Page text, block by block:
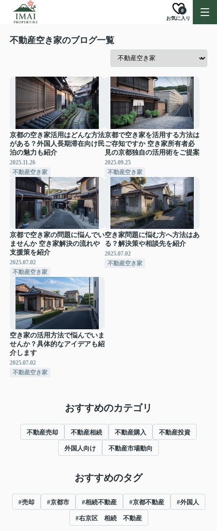
お気に入り
0
不動産空き家のブログ一覧
京都の空き家活用はどんな方法
がある？外国人長期滞在向け民
泊の魅力も紹介
2025.11.26
不動産空き家
京都で空き家を活用する方法は
ご存知ですか 空き家所有者必
見の京都独自の活用術をご提案
2025.09.25
不動産空き家
京都で空き家の問題に悩んでい
ませんか 空き家解決の流れや
支援策を紹介
2025.07.02
不動産空き家
空き家問題に悩む方へ方法はあ
る？解決策や相談先を紹介
2025.07.02
不動産空き家
空き家の活用方法で悩んでいま
せんか？具体的なアイデアも紹
介します
2025.07.02
不動産空き家
おすすめのカテゴリ
不動産売却 不動産相続 不動産購入 不動産投資
外国人向け 不動産市場動向
おすすめのタグ
#売却 #京都市 #相続不動産 #京都不動産 #外国人
#右京区 相続 不動産